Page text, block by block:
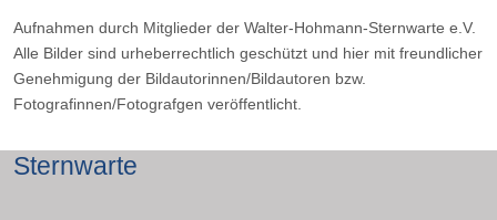
Aufnahmen durch Mitglieder der Walter-Hohmann-Sternwarte e.V.
Alle Bilder sind urheberrechtlich geschützt und hier mit freundlicher
Genehmigung der Bildautorinnen/Bildautoren bzw.
Fotografinnen/Fotografgen veröffentlicht.
Sternwarte